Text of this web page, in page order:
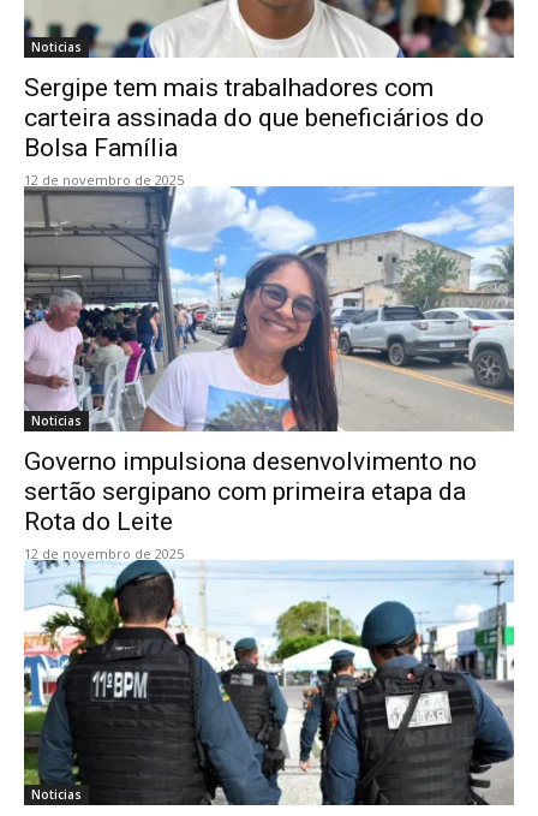
Noticias
Sergipe tem mais trabalhadores com
carteira assinada do que beneficiários do
Bolsa Família
12 de novembro de 2025
Noticias
Governo impulsiona desenvolvimento no
sertão sergipano com primeira etapa da
Rota do Leite
12 de novembro de 2025
Noticias